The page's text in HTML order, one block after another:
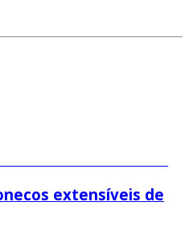
extensíveis de